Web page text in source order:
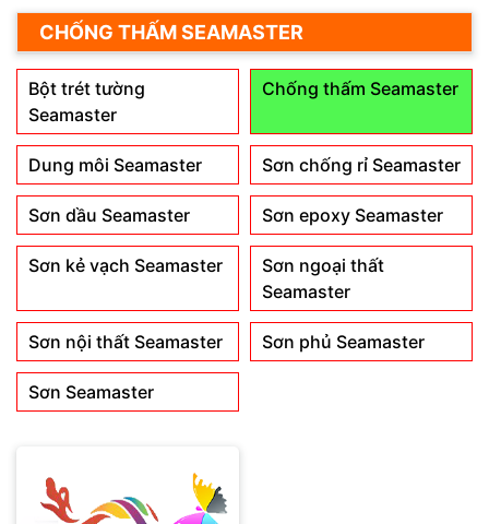
CHỐNG THẤM SEAMASTER
Bột trét tường
Seamaster
Chống thấm Seamaster
Dung môi Seamaster Sơn chống rỉ Seamaster
Sơn dầu Seamaster Sơn epoxy Seamaster
Sơn kẻ vạch Seamaster
Sơn ngoại thất
Seamaster
Sơn nội thất Seamaster Sơn phủ Seamaster
Sơn Seamaster